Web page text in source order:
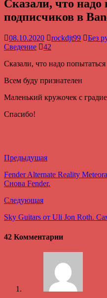
Сказали, что надо
подписчиков в
08.10.2020 rockdjt99 Без
Сведение
42
Сказали, что надо
Всем буду признателен
Маленький кружочек с
Спасибо!
Предыдущая
Fender Alternate Reality
Снова Fender.
Следующая
Sky Guitars от Uli Jon Roth.
42 Комментарии